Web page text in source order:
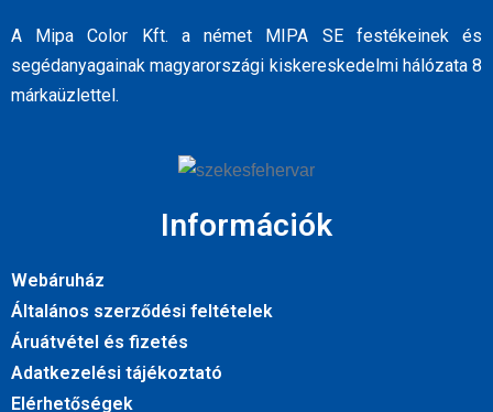
A Mipa Color Kft. a német MIPA SE festékeinek és
segédanyagainak magyarországi kiskereskedelmi hálózata 8
márkaüzlettel.
Információk
Webáruház
Általános szerződési feltételek
Áruátvétel és fizetés
Adatkezelési tájékoztató
Elérhetőségek